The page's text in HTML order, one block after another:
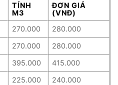
TÍNH
M3
ĐƠN GIÁ
(VNĐ)
270.000
280.000
270.000
280.000
395.000
415.000
225.000
240.000